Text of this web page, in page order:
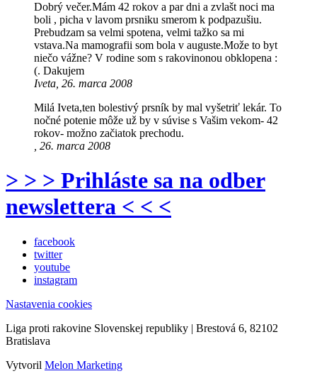
Dobrý večer.Mám 42 rokov a par dni a zvlašt noci ma
boli , picha v lavom prsniku smerom k podpazušiu.
Prebudzam sa velmi spotena, velmi tažko sa mi
vstava.Na mamografii som bola v auguste.Može to byt
niečo vážne? V rodine som s rakovinonou obklopena :
(. Dakujem
Iveta, 26. marca 2008
Milá Iveta,ten bolestivý prsník by mal vyšetriť lekár. To
nočné potenie môže už by v súvise s Vašim vekom- 42
rokov- možno začiatok prechodu.
, 26. marca 2008
> > > Prihláste sa na odber
newslettera < < <
facebook
twitter
youtube
instagram
Nastavenia cookies
Liga proti rakovine Slovenskej republiky | Brestová 6, 82102
Bratislava
Vytvoril Melon Marketing